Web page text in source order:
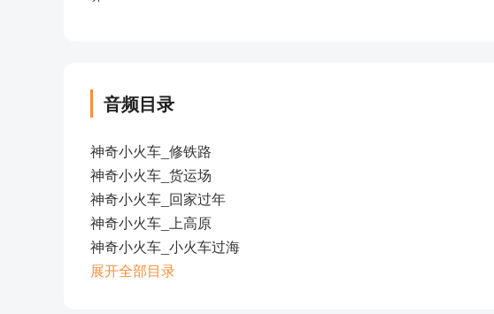
音频目录
神奇小火车_修铁路
神奇小火车_货运场
神奇小火车_回家过年
神奇小火车_上高原
神奇小火车_小火车过海
神奇小火车_进农场
展开全部目录